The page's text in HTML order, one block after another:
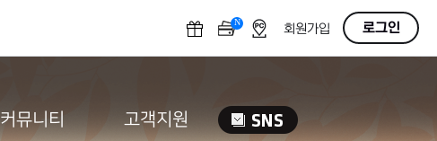
N OFF회원가입 로그인
커뮤니티 고객지원